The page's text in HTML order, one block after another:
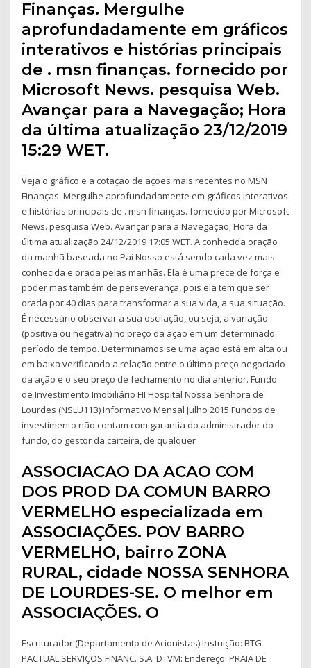
Finanças. Mergulhe
aprofundadamente em gráficos
interativos e histórias principais
de . msn finanças. fornecido por
Microsoft News. pesquisa Web.
Avançar para a Navegação; Hora
da última atualização 23/12/2019
15:29 WET.
Veja o gráfico e a cotação de ações mais recentes no MSN
Finanças. Mergulhe aprofundadamente em gráficos interativos
e histórias principais de . msn finanças. fornecido por Microsoft
News. pesquisa Web. Avançar para a Navegação; Hora da
última atualização 24/12/2019 17:05 WET. A conhecida oração
da manhã baseada no Pai Nosso está sendo cada vez mais
conhecida e orada pelas manhãs. Ela é uma prece de força e
poder mas também de perseverança, pois ela tem que ser
orada por 40 dias para transformar a sua vida, a sua situação.
É necessário observar a sua oscilação, ou seja, a variação
(positiva ou negativa) no preço da ação em um determinado
período de tempo. Determinamos se uma ação está em alta ou
em baixa verificando a relação entre o último preço negociado
da ação e o seu preço de fechamento no dia anterior. Fundo
de Investimento Imobiliário FII Hospital Nossa Senhora de
Lourdes (NSLU11B) Informativo Mensal Julho 2015 Fundos de
investimento não contam com garantia do administrador do
fundo, do gestor da carteira, de qualquer
ASSOCIACAO DA ACAO COM
DOS PROD DA COMUN BARRO
VERMELHO especializada em
ASSOCIAÇÕES. POV BARRO
VERMELHO, bairro ZONA
RURAL, cidade NOSSA SENHORA
DE LOURDES-SE. O melhor em
ASSOCIAÇÕES. O
Escriturador (Departamento de Acionistas) Instuição: BTG
PACTUAL SERVIÇOS FINANC. S.A. DTVM: Endereço: PRAIA DE